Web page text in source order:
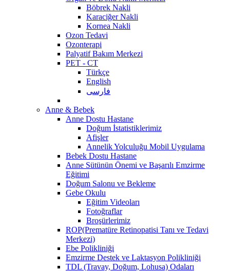
Böbrek Nakli
Karaciğer Nakli
Kornea Nakli
Ozon Tedavi
Ozonterapi
Palyatif Bakım Merkezi
PET - CT
Türkçe
English
فارسی
Anne & Bebek
Anne Dostu Hastane
Doğum İstatistiklerimiz
Afişler
Annelik Yolculuğu Mobil Uygulama
Bebek Dostu Hastane
Anne Sütünün Önemi ve Başarılı Emzirme
Eğitimi
Doğum Salonu ve Bekleme
Gebe Okulu
Eğitim Videoları
Fotoğraflar
Broşürlerimiz
ROP(Prematüre Retinopatisi Tanı ve Tedavi
Merkezi)
Ebe Polikliniği
Emzirme Destek ve Laktasyon Polikliniği
TDL (Travay, Doğum, Lohusa) Odaları